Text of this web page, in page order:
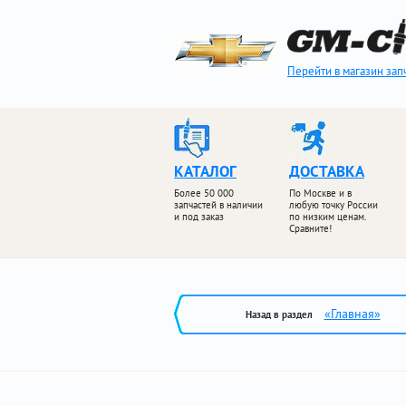
Перейти в магазин
КАТАЛОГ
Более 50 000
запчастей в наличии
и под заказ
ДОСТАВКА
По Москве и в
любую точку России
по низким ценам.
Сравните!
Назад в раздел «Главная»